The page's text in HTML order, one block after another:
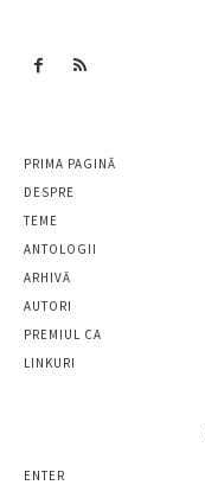
PRIMA PAGINĂ
DESPRE
TEME
ANTOLOGII
ARHIVĂ
AUTORI
PREMIUL CA
LINKURI
ENTER